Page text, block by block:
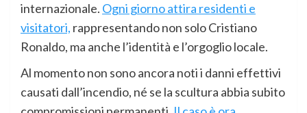
internazionale. Ogni giorno attira residenti e
visitatori, rappresentando non solo Cristiano
Ronaldo, ma anche l’identità e l’orgoglio locale.
Al momento non sono ancora noti i danni effettivi
causati dall’incendio, né se la scultura abbia subito